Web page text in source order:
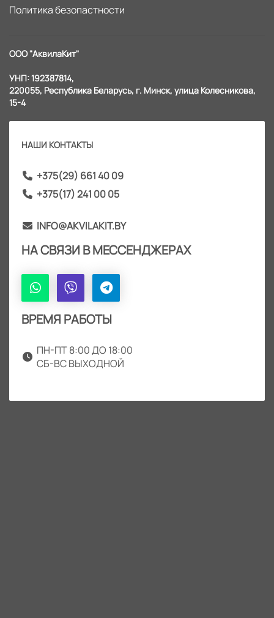
Политика безопастности
ООО "АквилаКит"
УНП: 192387814,
220055, Республика Беларусь, г. Минск, улица Колесникова,
15-4
НАШИ КОНТАКТЫ
+375(29) 661 40 09
+375(17) 241 00 05
INFO@AKVILAKIT.BY
НА СВЯЗИ В МЕССЕНДЖЕРАХ
ВРЕМЯ РАБОТЫ
ПН-ПТ 8:00 ДО 18:00
СБ-ВС ВЫХОДНОЙ